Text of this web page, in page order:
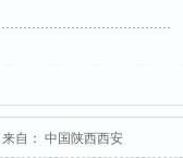
来自： 中国陕西西安